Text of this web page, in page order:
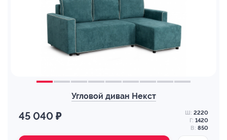
Угловой диван Некст
45 040 ₽ Ш: 2220
Г: 1420
В: 850